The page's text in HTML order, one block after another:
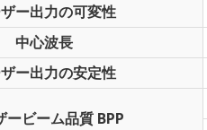
ー出力の可変性
中心波長
ー出力の安定性
ービーム品質 BPP